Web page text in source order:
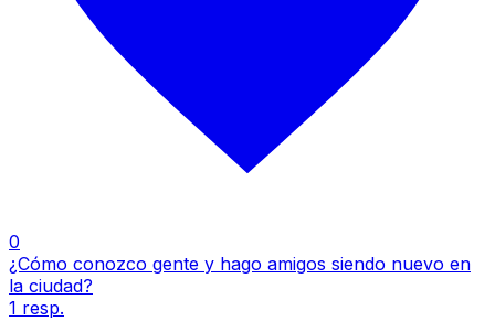
0
¿Cómo conozco gente y hago amigos siendo nuevo en
la ciudad?
1 resp.